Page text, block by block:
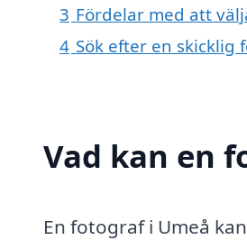
3 Fördelar med att
4 Sök efter en skicklig
Vad kan en
En fotograf i Umeå